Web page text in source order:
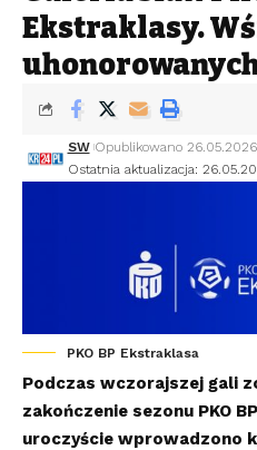
Ekstraklasy.
Ostatnia aktualizacja:
SW Opublikowano 26.05.2026
PKO BP Ekstraklasa
Podczas wczorajszej gali
zakończenie sezonu PKO
uroczyście wprowadzono